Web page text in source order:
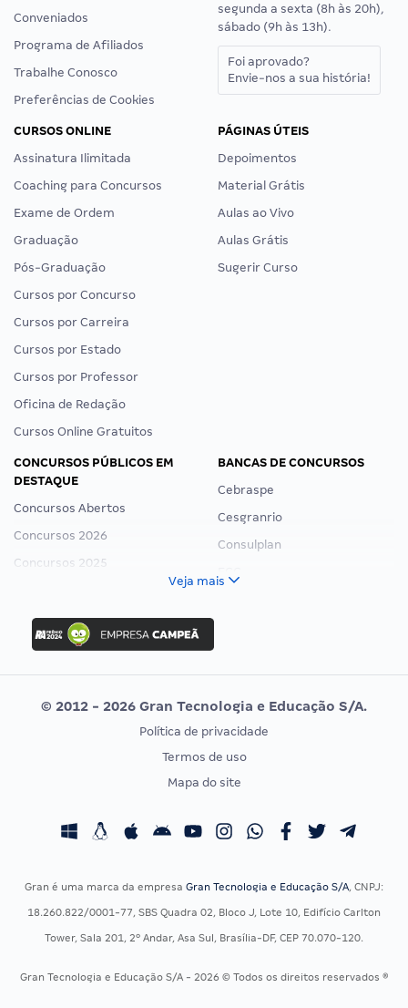
Conveniados
Programa de Afiliados
Trabalhe Conosco
Preferências de Cookies
segunda a sexta (8h às 20h),
sábado (9h às 13h).
Foi aprovado?
Envie-nos a sua história!
CURSOS ONLINE
Assinatura Ilimitada
Coaching para Concursos
Exame de Ordem
Graduação
Pós-Graduação
Cursos por Concurso
Cursos por Carreira
Cursos por Estado
Cursos por Professor
Oficina de Redação
Cursos Online Gratuitos
PÁGINAS ÚTEIS
Depoimentos
Material Grátis
Aulas ao Vivo
Aulas Grátis
Sugerir Curso
CONCURSOS PÚBLICOS EM
DESTAQUE
Concursos Abertos
Concursos 2026
Concursos 2025
Concurso Nacional Unificado
Concurso Ibama
Concurso MPU
Editais publicados
BANCAS DE CONCURSOS
Cebraspe
Cesgranrio
Consulplan
Vunesp
CONCURSOS POR PROFISSÃO
Concursos Fiscais
Residência Multiprofissional
EXAME DE ORDEM
Calendário OAB
Veja mais
© 2012 - 2026 Gran Tecnologia e Educação S/A.
Política de privacidade
Termos de uso
Mapa do site
Gran é uma marca da empresa Gran Tecnologia e Educação S/A, CNPJ:
18.260.822/0001-77, SBS Quadra 02, Bloco J, Lote 10, Edifício Carlton
Tower, Sala 201, 2º Andar, Asa Sul, Brasília-DF, CEP 70.070-120.
Gran Tecnologia e Educação S/A - 2026 © Todos os direitos reservados ®